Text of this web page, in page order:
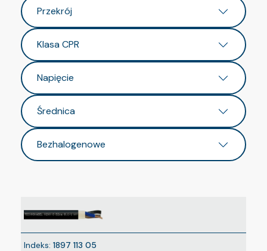
Przekrój
Klasa CPR
Napięcie
Średnica
Bezhalogenowe
Indeks: 1897 113 05